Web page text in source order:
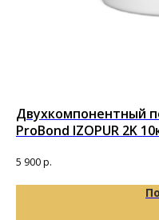
Двухкомпонентный
ProBond IZOPUR 2K
5 900р.